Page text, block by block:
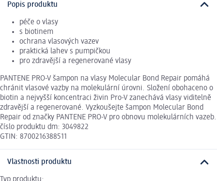
Popis produktu
péče o vlasy
s biotinem
ochrana vlasových vazev
praktická lahev s pumpičkou
pro zdravější a regenerované vlasy
PANTENE PRO-V šampon na vlasy Molecular Bond Repair pomáhá
chránit vlasové vazby na molekulární úrovni. Složení obohaceno o
biotin a nejvyšší koncentraci živin Pro-V zanechává vlasy viditelně
zdravější a regenerované. Vyzkoušejte šampon Molecular Bond
Repair od značky PANTENE PRO-V pro obnovu molekulárních vazeb.
číslo produktu dm: 3049822
GTIN: 8700216388511
Vlastnosti produktu